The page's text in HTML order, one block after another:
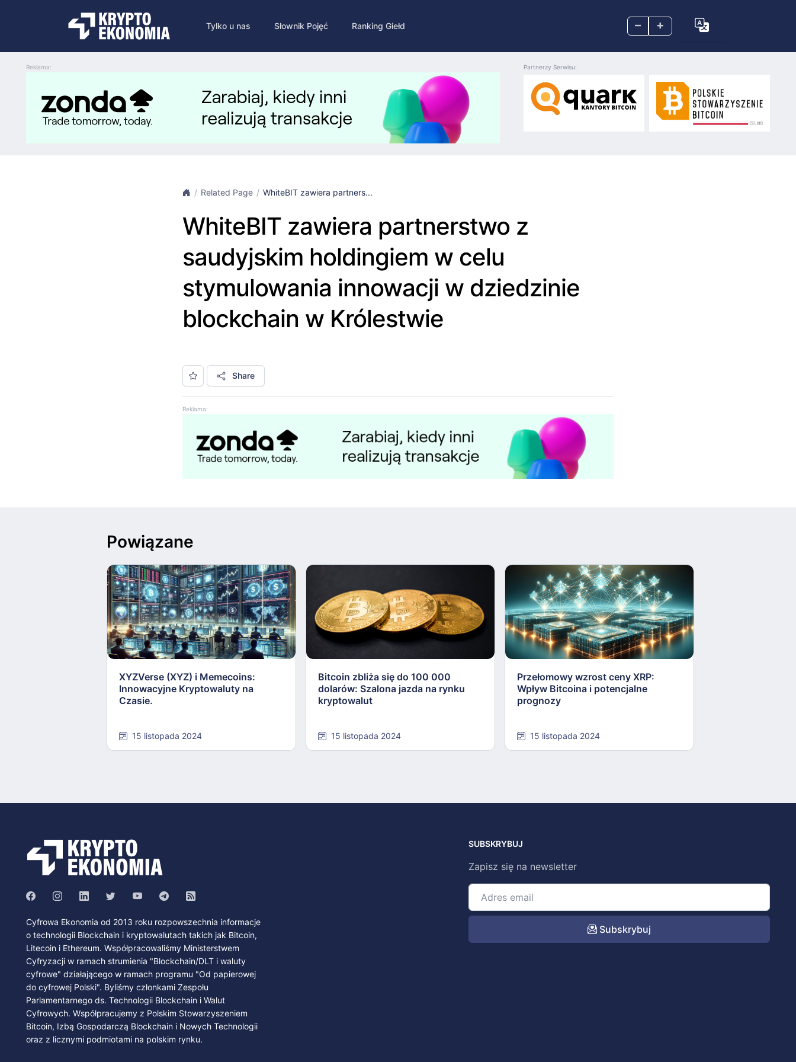
– +
Tylko u nas Słownik Pojęć Ranking Giełd
Reklama: Partnerzy Serwisu:
Related Page WhiteBIT zawiera partners...
WhiteBIT zawiera partnerstwo z
saudyjskim holdingiem w celu
stymulowania innowacji w dziedzinie
blockchain w Królestwie
Share
Reklama:
Powiązane
XYZVerse (XYZ) i Memecoins:
Innowacyjne Kryptowaluty na
Czasie.
15 listopada 2024
Bitcoin zbliża się do 100 000
dolarów: Szalona jazda na rynku
kryptowalut
15 listopada 2024
Przełomowy wzrost ceny XRP:
Wpływ Bitcoina i potencjalne
prognozy
15 listopada 2024
Cyfrowa Ekonomia od 2013 roku rozpowszechnia informacje
o technologii Blockchain i kryptowalutach takich jak Bitcoin,
Litecoin i Ethereum. Współpracowaliśmy Ministerstwem
Cyfryzacji w ramach strumienia "Blockchain/DLT i waluty
cyfrowe" działającego w ramach programu "Od papierowej
do cyfrowej Polski". Byliśmy członkami Zespołu
Parlamentarnego ds. Technologii Blockchain i Walut
Cyfrowych. Współpracujemy z Polskim Stowarzyszeniem
Bitcoin, Izbą Gospodarczą Blockchain i Nowych Technologii
oraz z licznymi podmiotami na polskim rynku.
SUBSKRYBUJ
Zapisz się na newsletter
Subskrybuj